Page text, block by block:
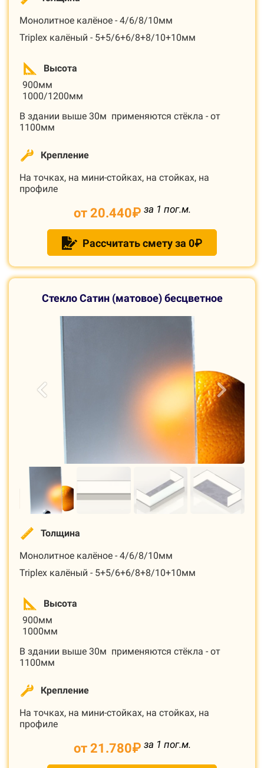
Монолитное калёное - 4/6/8/10мм
Triplex калёный - 5+5/6+6/8+8/10+10мм
Высота
900мм
1000/1200мм
В здании выше 30м применяются стёкла - от
1100мм
Крепление
На точках, на мини-стойках, на стойках, на
профиле
от 20.440₽ за 1 пог.м.
Рассчитать смету за 0₽
Стекло Сатин (матовое) бесцветное
Толщина
Монолитное калёное - 4/6/8/10мм
Triplex калёный - 5+5/6+6/8+8/10+10мм
Высота
900мм
1000мм
В здании выше 30м применяются стёкла - от
1100мм
Крепление
На точках, на мини-стойках, на стойках, на
профиле
от 21.780₽ за 1 пог.м.